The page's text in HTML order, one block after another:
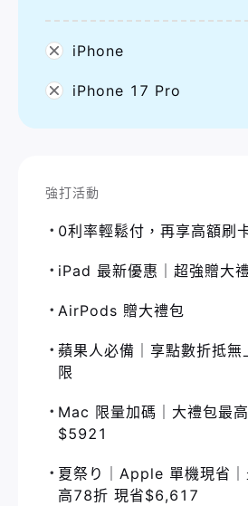
iPhone
iPhone 17 Pro
強打活動
0利率輕鬆付，再享高額刷
iPad 最新優惠｜超強贈大
AirPods 贈大禮包
蘋果人必備｜享點數折抵無
限
Mac 限量加碼｜大禮包最
$5921
夏祭り｜Apple 單機現省｜
高78折 現省$6,617